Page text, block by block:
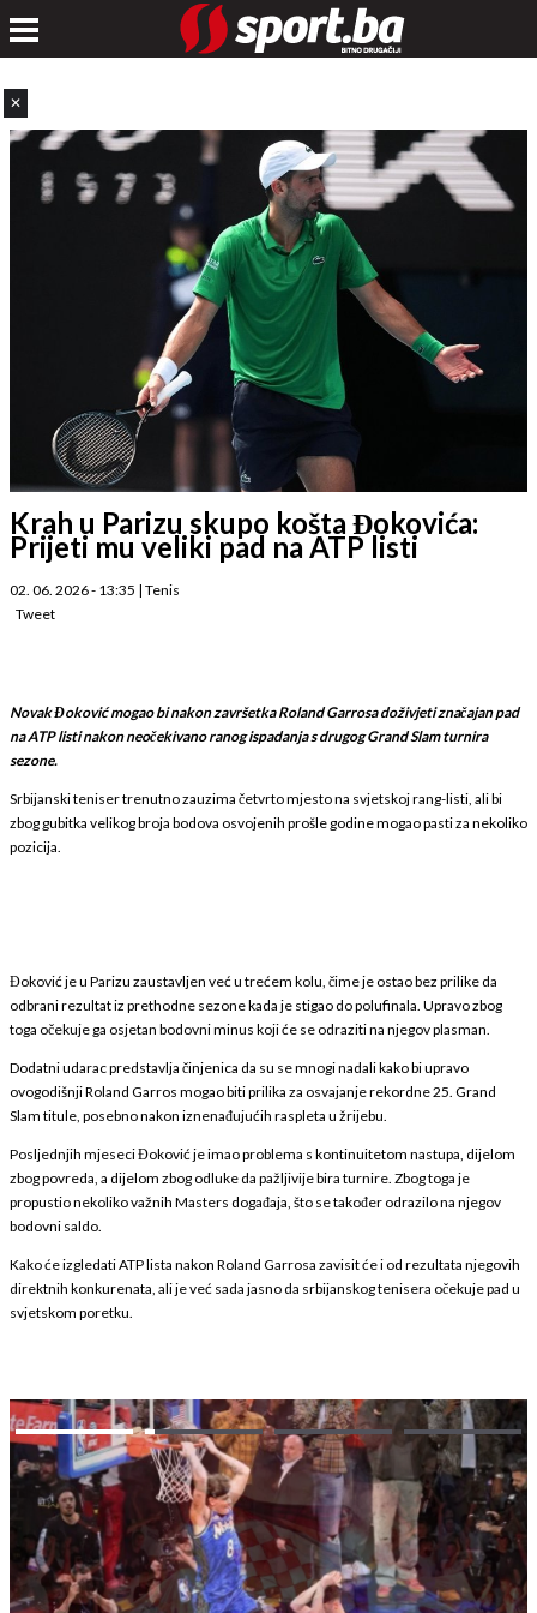
✕
Krah u Parizu skupo košta Đokovića:
Prijeti mu veliki pad na ATP listi
02. 06. 2026 - 13:35 | Tenis
Tweet
Novak Đoković mogao bi nakon završetka Roland Garrosa doživjeti značajan pad
na ATP listi nakon neočekivano ranog ispadanja s drugog Grand Slam turnira
sezone.
Srbijanski teniser trenutno zauzima četvrto mjesto na svjetskoj rang-listi, ali bi
zbog gubitka velikog broja bodova osvojenih prošle godine mogao pasti za nekoliko
pozicija.
Đoković je u Parizu zaustavljen već u trećem kolu, čime je ostao bez prilike da
odbrani rezultat iz prethodne sezone kada je stigao do polufinala. Upravo zbog
toga očekuje ga osjetan bodovni minus koji će se odraziti na njegov plasman.
Dodatni udarac predstavlja činjenica da su se mnogi nadali kako bi upravo
ovogodišnji Roland Garros mogao biti prilika za osvajanje rekordne 25. Grand
Slam titule, posebno nakon iznenađujućih raspleta u žrijebu.
Posljednjih mjeseci Đoković je imao problema s kontinuitetom nastupa, dijelom
zbog povreda, a dijelom zbog odluke da pažljivije bira turnire. Zbog toga je
propustio nekoliko važnih Masters događaja, što se također odrazilo na njegov
bodovni saldo.
Kako će izgledati ATP lista nakon Roland Garrosa zavisit će i od rezultata njegovih
direktnih konkurenata, ali je već sada jasno da srbijanskog tenisera očekuje pad u
svjetskom poretku.